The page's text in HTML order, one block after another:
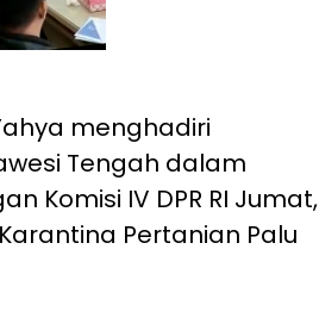
menghadiri
Tengah dalam
Komisi IV DPR RI Jumat,
Pertanian Palu